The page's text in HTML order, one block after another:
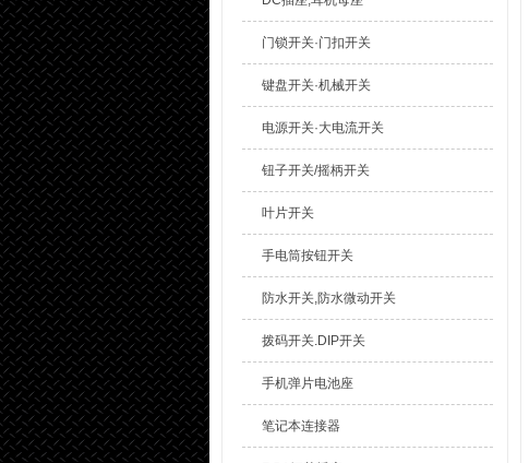
门锁开关·门扣开关
键盘开关·机械开关
电源开关·大电流开关
钮子开关/摇柄开关
叶片开关
手电筒按钮开关
防水开关,防水微动开关
拨码开关.DIP开关
手机弹片电池座
笔记本连接器